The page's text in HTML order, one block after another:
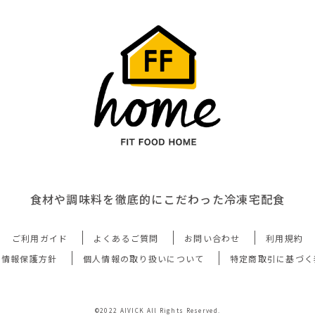
食材や調味料を徹底的にこだわった冷凍宅配食
ご利用ガイド よくあるご質問 お問い合わせ
利用規約
報保護方針
個人情報の取り扱いについて 特定商取引に基づ
©2022 AIVICK All Rights Reserved.